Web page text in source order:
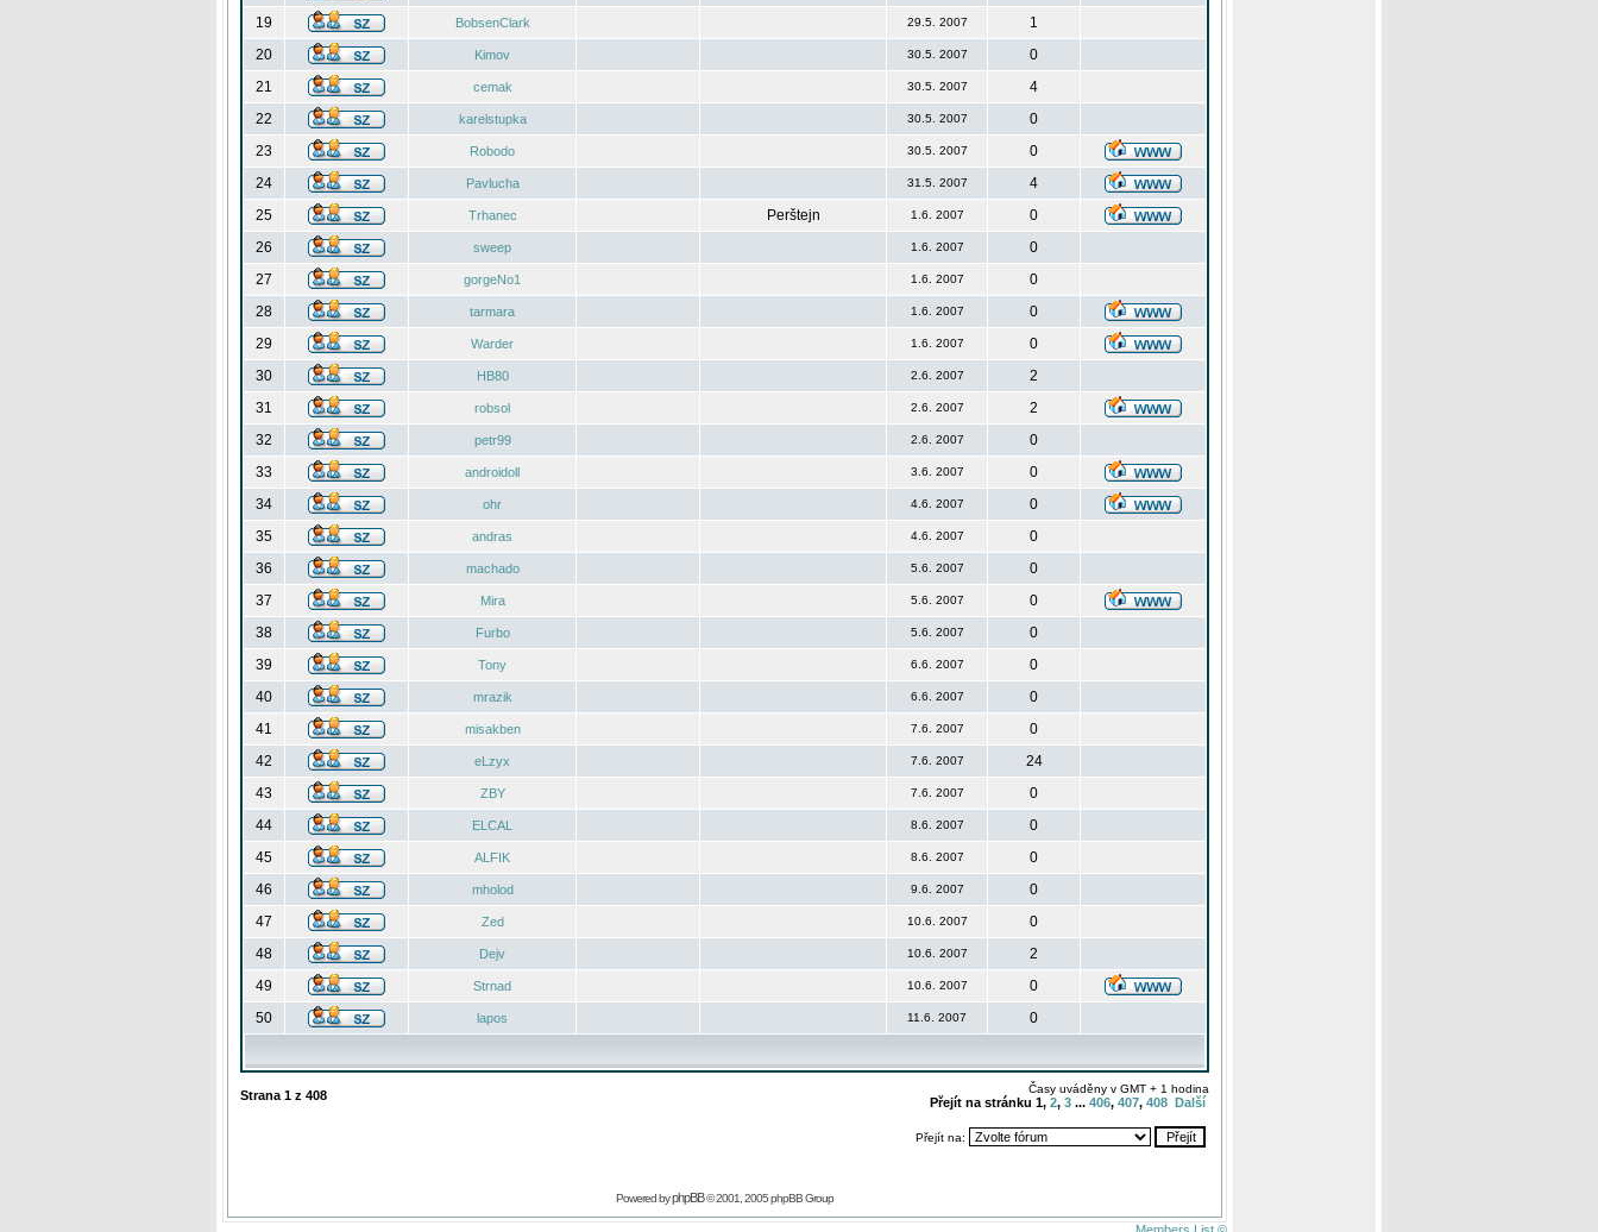
19
BobsenClark 29.5. 2007
1
20
Kimov 30.5. 2007
0
21
cemak 30.5. 2007
4
22
karelstupka 30.5. 2007
0
23
Robodo 30.5. 2007
0
24
Pavlucha 31.5. 2007
4
25
Trhanec Perštejn 1.6. 2007
0
26
sweep 1.6. 2007
0
27
gorgeNo1 1.6. 2007
0
28
tarmara 1.6. 2007
0
29
Warder 1.6. 2007
0
30
HB80 2.6. 2007
2
31
robsol 2.6. 2007
2
32
petr99 2.6. 2007
0
33
androidoll 3.6. 2007
0
34
ohr 4.6. 2007
0
35
andras 4.6. 2007
0
36
machado 5.6. 2007
0
37
Mira 5.6. 2007
0
38
Furbo 5.6. 2007
0
39
Tony 6.6. 2007
0
40
mrazik 6.6. 2007
0
41
misakben 7.6. 2007
0
42
eLzyx 7.6. 2007
24
43
ZBY 7.6. 2007
0
44
ELCAL 8.6. 2007
0
45
ALFIK 8.6. 2007
0
46
mholod 9.6. 2007
0
47
Zed 10.6. 2007
0
48
Dejv 10.6. 2007
2
49
Strnad 10.6. 2007
0
50
lapos 11.6. 2007 0
Strana 1 z 408 Časy uváděny v GMT + 1 hodina
Přejít na stránku 1, 2, 3 ... 406, 407, 408 Další
Přejít na:
Powered byphpBB© 2001, 2005 phpBB Group